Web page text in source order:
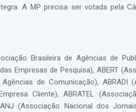
A MP precisa ser votada pela
Brasileira de Agências de
Empresas de Pesquisa), ABERT
de Comunicação), ABRADI
Cliente), ABRATEL
(Associação Nacional dos